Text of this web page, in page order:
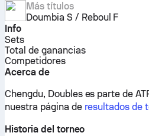
Más títulos
Doumbia S / Reboul F
Info
Sets
Total de ganancias
Competidores
Acerca de
Chengdu, Doubles es parte de
nuestra página de resultados de
Historia del torneo